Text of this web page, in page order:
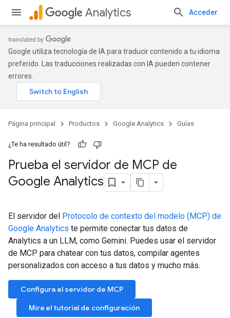
Analytics Acceder
Google utiliza tecnología de IA para traducir contenido a tu idioma
preferido. Las traducciones realizadas con IA pueden contener
errores.
Página principal Productos Google Analytics Guías
¿Te ha resultado útil?
Prueba el servidor de MCP de
Google Analytics
El servidor del Protocolo de contexto del modelo (MCP) de
Google Analytics te permite conectar tus datos de
Analytics a un LLM, como Gemini. Puedes usar el servidor
de MCP para chatear con tus datos, compilar agentes
personalizados con acceso a tus datos y mucho más.
Configura el servidor de MCP
Mira el tutorial de configuración